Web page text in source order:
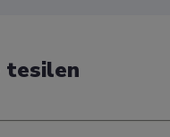
tesilen